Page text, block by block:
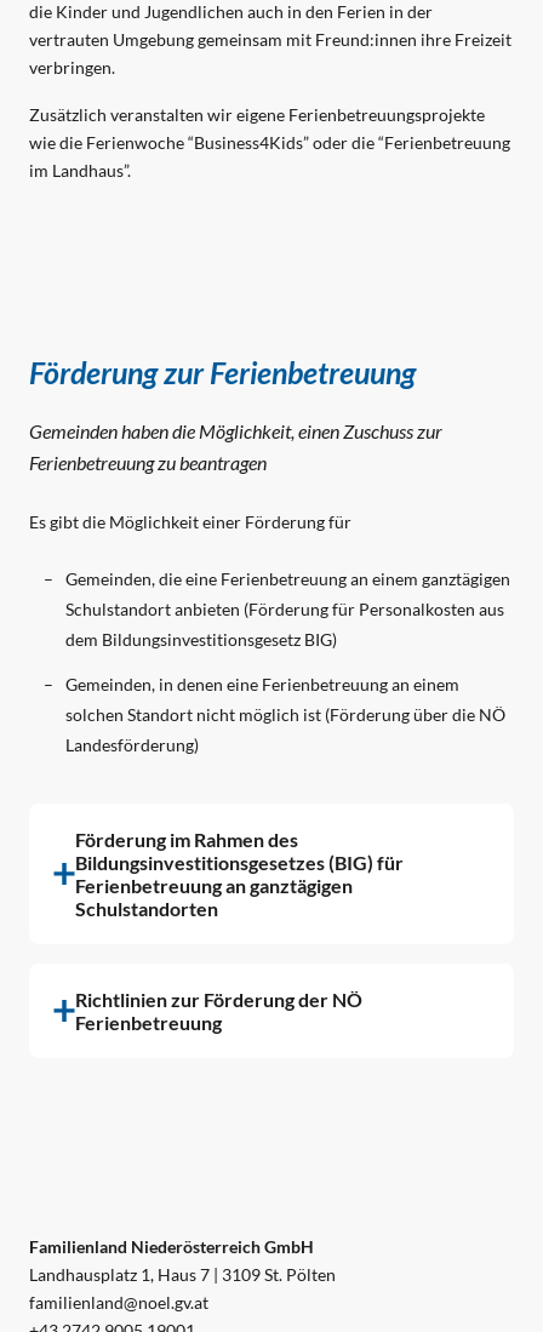
die Kinder und Jugendlichen auch in den Ferien in der
vertrauten Umgebung gemeinsam mit Freund:innen ihre Freizeit
verbringen.
Zusätzlich veranstalten wir eigene Ferienbetreuungsprojekte
wie die Ferienwoche “Business4Kids” oder die “Ferienbetreuung
im Landhaus”.
Förderung zur Ferienbetreuung
Gemeinden haben die Möglichkeit, einen Zuschuss zur
Ferienbetreuung zu beantragen
Es gibt die Möglichkeit einer Förderung für
Gemeinden, die eine Ferienbetreuung an einem ganztägigen
Schulstandort anbieten (Förderung für Personalkosten aus
dem Bildungsinvestitionsgesetz BIG)
Gemeinden, in denen eine Ferienbetreuung an einem
solchen Standort nicht möglich ist (Förderung über die NÖ
Landesförderung)
Förderung im Rahmen des
Bildungsinvestitionsgesetzes (BIG) für
Ferienbetreuung an ganztägigen
Schulstandorten
Richtlinien zur Förderung der NÖ
Ferienbetreuung
Familienland Niederösterreich GmbH
Landhausplatz 1, Haus 7 | 3109 St. Pölten
familienland@noel.gv.at